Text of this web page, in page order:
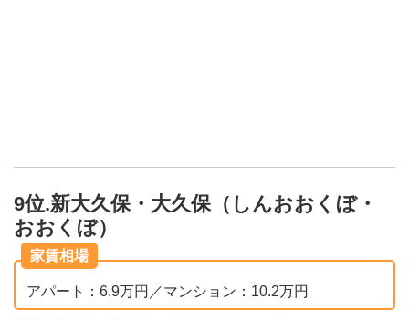
9位.新大久保・大久保（しんおおくぼ・
おおくぼ）
家賃相場
アパート：6.9万円／マンション：10.2万円